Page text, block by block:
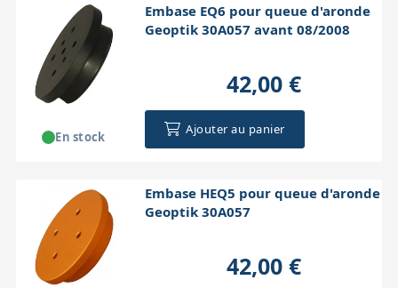
Embase EQ6 pour queue d'aronde
Geoptik 30A057 avant 08/2008
42,00 €
Ajouter au panier
En stock
Embase HEQ5 pour queue d'aronde
Geoptik 30A057
42,00 €